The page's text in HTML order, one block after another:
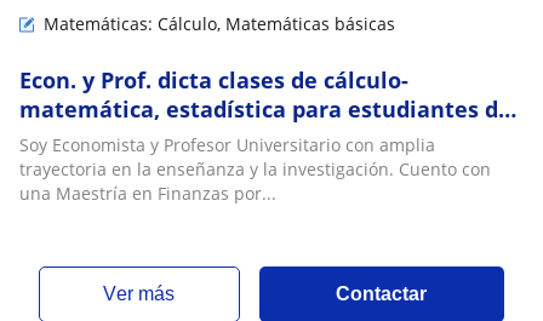
Matemáticas: Cálculo, Matemáticas básicas
Econ. y Prof. dicta clases de cálculo-
matemática, estadística para estudiantes de
ciencias económicas y sociales
Soy Economista y Profesor Universitario con amplia
trayectoria en la enseñanza y la investigación. Cuento con
una Maestría en Finanzas por...
ver más Contactar